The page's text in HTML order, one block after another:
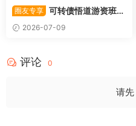
圈友专享 可转债悟道游资班出
奇系列悟道系列守正系列课程-
卓妍
2026-07-09
评论 0
请先